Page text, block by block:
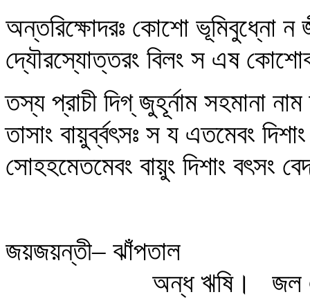
অন্তরিক্ষোদরঃ কোশো ভূমিবুধ্নো ন
দ্যৌরস্যোত্তরং বিলং স এষ
তস্য প্রাচী দিগ্‌ জুহূর্নাম সহমানা নাম
তাসাং বায়ুর্ব্বৎসঃ স য এতমেবং
সোহহমেতমেবং বায়ুং দিশাং বৎসং
জয়জয়ন্তী– ঝাঁপতাল
অন্ধ ঋষি।
জল